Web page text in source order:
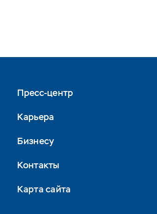
Пресс-центр
Карьера
Бизнесу
Контакты
Карта сайта